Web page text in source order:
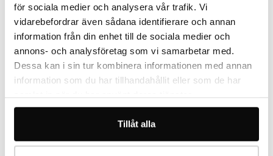
för sociala medier och analysera vår trafik. Vi
vidarebefordrar även sådana identifierare och annan
information från din enhet till de sociala medier och
annons- och analysföretag som vi samarbetar med.
Dessa kan i sin tur kombinera informationen med annan
information som du har tillhandahållit eller som de har
Tillåt alla
Så undviker du
asbestexponering framåt
Det bästa sättet att undvika asbestexponering är att
ta reda på om material innehåller asbest innan
arbete påbörjas, särskilt i äldre byggnader. Många
exponeringar sker när rivning eller renovering inleds
utan att man först kontrollerat vad materialet
faktiskt består av.